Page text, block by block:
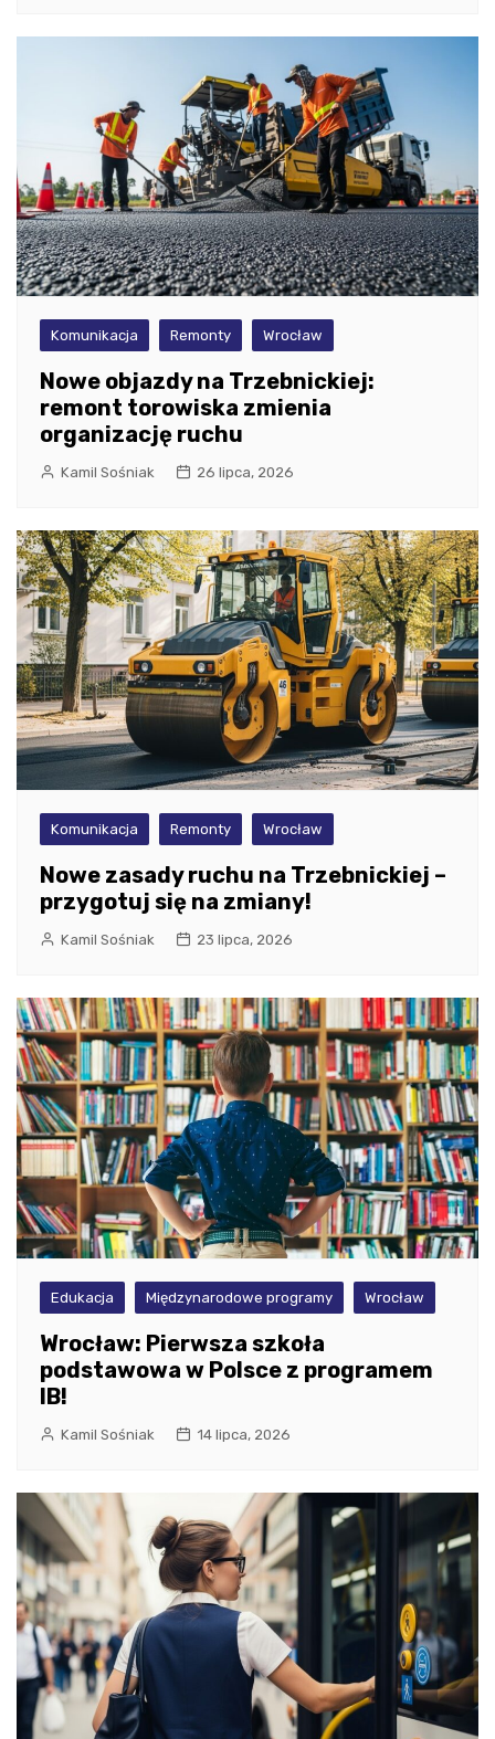
Komunikacja Remonty Wrocław
Nowe objazdy na Trzebnickiej:
remont torowiska zmienia
organizację ruchu
Kamil Sośniak 26 lipca, 2026
Komunikacja Remonty Wrocław
Nowe zasady ruchu na Trzebnickiej –
przygotuj się na zmiany!
Kamil Sośniak 23 lipca, 2026
Edukacja Międzynarodowe programy Wrocław
Wrocław: Pierwsza szkoła
podstawowa w Polsce z programem
IB!
Kamil Sośniak 14 lipca, 2026